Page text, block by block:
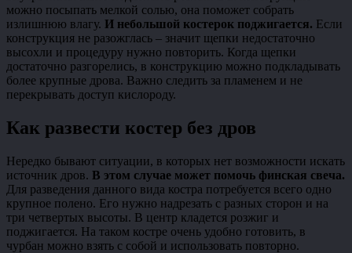
можно посыпать мелкой солью, она поможет собрать
излишнюю влагу. И небольшой костерок поджигается. Если
конструкция не разожглась – значит щепки недостаточно
высохли и процедуру нужно повторить. Когда щепки
достаточно разгорелись, в конструкцию можно подкладывать
более крупные дрова. Важно следить за пламенем и не
перекрывать доступ кислороду.
Как развести костер без дров
Нередко бывают ситуации, в которых нет возможности искать
источник дров. В этом случае может помочь финская свеча.
Для разведения данного вида костра потребуется всего одно
крупное полено. Его нужно надрезать с разных сторон и на
три четвертых высоты. В центр кладется розжиг и
поджигается. На таком костре очень удобно готовить, в
чурбан можно взять с собой и использовать повторно.